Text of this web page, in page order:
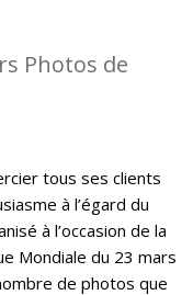
Photos de
tous ses clients
à l’égard du
à l’occasion de la
Mondiale du 23 mars
de photos que